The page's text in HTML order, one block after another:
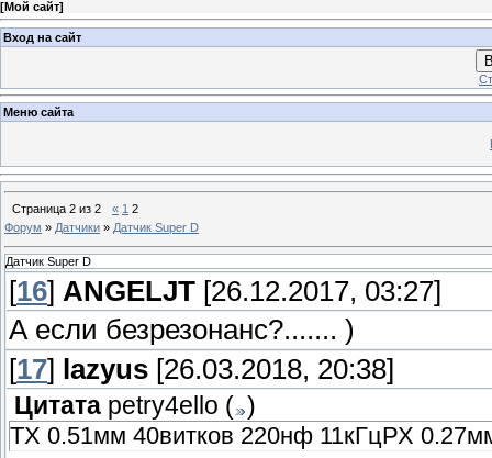
[Мой сайт]
Вход на сайт
Меню сайта
Страница 2 из 2 « 1 2
Форум » Датчики » Датчик Super D
Датчик Super D
[16] ANGELJT [26.12.2017, 03:27]
А если безрезонанс?....... )
[17] lazyus [26.03.2018, 20:38]
Цитата petry4ello ( )
ТХ 0.51мм 40витков 220нф 11кГцРХ